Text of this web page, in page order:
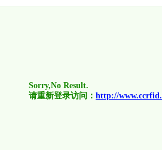
Sorry,No Result.
请重新登录访问： http://